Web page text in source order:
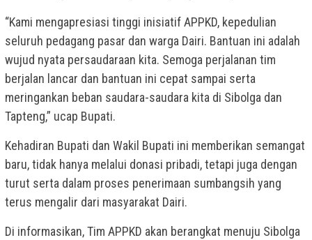
“Kami mengapresiasi tinggi inisiatif APPKD, kepedulian
seluruh pedagang pasar dan warga Dairi. Bantuan ini adalah
wujud nyata persaudaraan kita. Semoga perjalanan tim
berjalan lancar dan bantuan ini cepat sampai serta
meringankan beban saudara-saudara kita di Sibolga dan
Tapteng,” ucap Bupati.
Kehadiran Bupati dan Wakil Bupati ini memberikan semangat
baru, tidak hanya melalui donasi pribadi, tetapi juga dengan
turut serta dalam proses penerimaan sumbangsih yang
terus mengalir dari masyarakat Dairi.
Di informasikan, Tim APPKD akan berangkat menuju Sibolga